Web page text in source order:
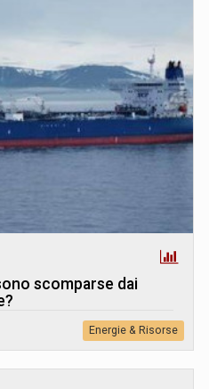
scomparse dai
Energie & Risorse